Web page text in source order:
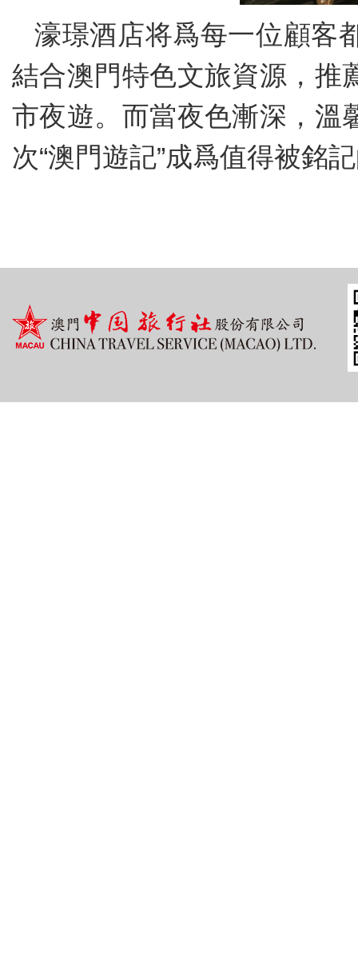
濠璟酒店将爲每一位顧客
結合澳門特色文旅資源，推
市夜遊。而當夜色漸深，溫
次“澳門遊記”成爲值得被銘